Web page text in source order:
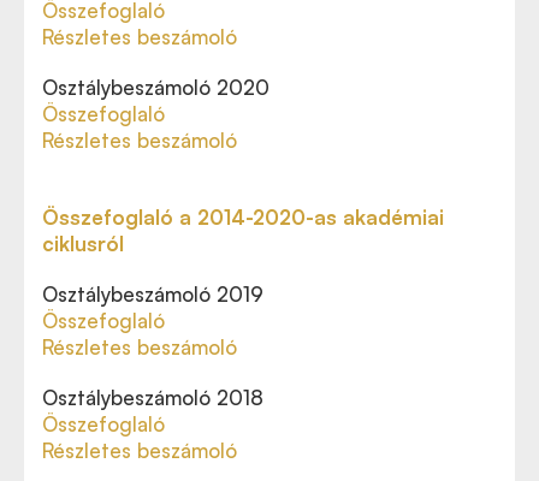
Összefoglaló
Részletes beszámoló
Osztálybeszámoló 2020
Összefoglaló
Részletes beszámoló
Összefoglaló a 2014-2020-as akadémiai
ciklusról
Osztálybeszámoló 2019
Összefoglaló
Részletes beszámoló
Osztálybeszámoló 2018
Összefoglaló
Részletes beszámoló